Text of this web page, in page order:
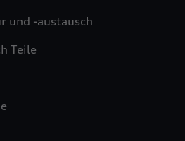
und -austausch
Teile